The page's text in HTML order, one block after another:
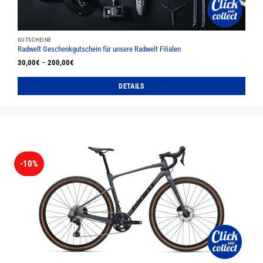
GUTSCHEINE
Radwelt Geschenkgutschein für unsere Radwelt Filialen
30,00€ – 200,00€
DETAILS
auf.
Die
Produktseite
-10%